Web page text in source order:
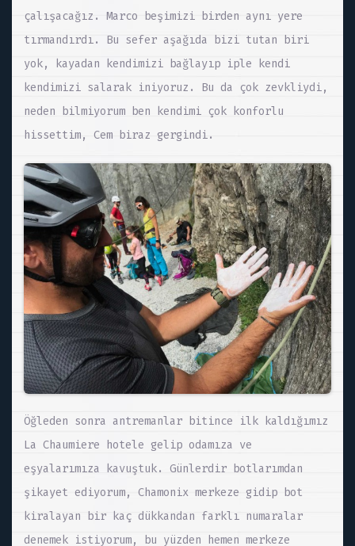
çalışacağız. Marco beşimizi birden aynı yere
tırmandırdı. Bu sefer aşağıda bizi tutan biri
yok, kayadan kendimizi bağlayıp iple kendi
kendimizi salarak iniyoruz. Bu da çok zevkliydi,
neden bilmiyorum ben kendimi çok konforlu
hissettim, Cem biraz gergindi.
Öğleden sonra antremanlar bitince ilk kaldığımız
La Chaumiere hotele gelip odamıza ve
eşyalarımıza kavuştuk. Günlerdir botlarımdan
şikayet ediyorum, Chamonix merkeze gidip bot
kiralayan bir kaç dükkandan farklı numaralar
denemek istiyorum, bu yüzden hemen merkeze